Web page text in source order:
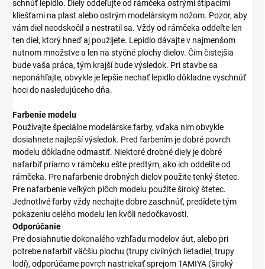
schnúť lepidlo. Diely oddeľujte od rámčeka ostrými štípacími
kliešťami na plast alebo ostrým modelárskym nožom. Pozor, aby
vám diel neodskočil a nestratil sa. Vždy od rámčeka oddeľte len
ten diel, ktorý hneď aj použijete. Lepidlo dávajte v najmenšom
nutnom množstve a len na styčné plochy dielov. Čím čistejšia
bude vaša práca, tým krajší bude výsledok. Pri stavbe sa
neponáhľajte, obvykle je lepšie nechať lepidlo dôkladne vyschnúť
hoci do nasledujúceho dňa.
Farbenie modelu
Používajte špeciálne modelárske farby, vďaka nim obvykle
dosiahnete najlepší výsledok. Pred farbením je dobré povrch
modelu dôkladne odmastiť. Niektoré drobné diely je dobré
nafarbiť priamo v rámčeku ešte predtým, ako ich oddelíte od
rámčeka. Pre nafarbenie drobných dielov použite tenký štetec.
Pre nafarbenie veľkých plôch modelu použite široký štetec.
Jednotlivé farby vždy nechajte dobre zaschnúť, predídete tým
pokazeniu celého modelu len kvôli nedočkavosti.
Odporúčanie
Pre dosiahnutie dokonalého vzhľadu modelov áut, alebo pri
potrebe nafarbiť väčšiu plochu (trupy civilných lietadiel, trupy
lodí), odporúčame povrch nastriekať sprejom TAMIYA (široký